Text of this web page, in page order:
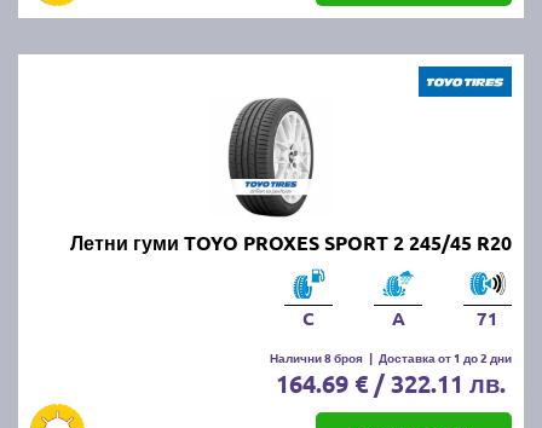
Летни гуми TOYO PROXES SPORT 2 245/45 R20
C A 71
Налични 8 броя | Доставка от 1 до 2 дни
164.69 € / 322.11 лв.